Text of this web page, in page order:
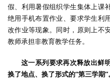
假、利用暑假组织学生集体上课
绝用手机布置作业、要求学生利
改作业等现象。同时，原则上不
教师承担非教育教学任务。
这一系列要求再次释放出鲜
换了地点、换了形式的“第三学期”。